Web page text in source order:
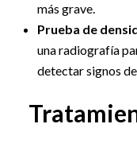
más grave.
Prueba de
una radiografía
detectar signos